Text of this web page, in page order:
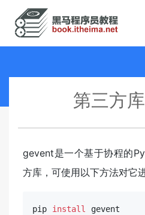
第三方
gevent是一个基于协程的
方库，可使用以下方法对它
pip install gevent